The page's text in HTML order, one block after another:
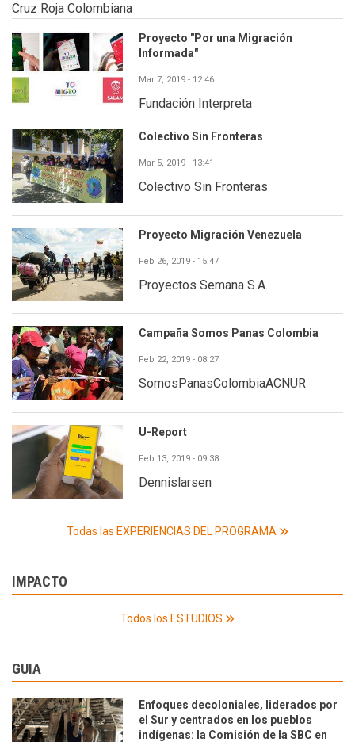
Cruz Roja Colombiana
Proyecto "Por una Migración
Informada"
Mar 7, 2019 - 12:46
Fundación Interpreta
Colectivo Sin Fronteras
Mar 5, 2019 - 13:41
Colectivo Sin Fronteras
Proyecto Migración Venezuela
Feb 26, 2019 - 15:47
Proyectos Semana S.A.
Campaña Somos Panas Colombia
Feb 22, 2019 - 08:27
SomosPanasColombiaACNUR
U-Report
Feb 13, 2019 - 09:38
Dennislarsen
Todas las EXPERIENCIAS DEL PROGRAMA
IMPACTO
Todos los ESTUDIOS
GUIA
Enfoques decoloniales, liderados por
el Sur y centrados en los pueblos
indígenas: la Comisión de la SBC en